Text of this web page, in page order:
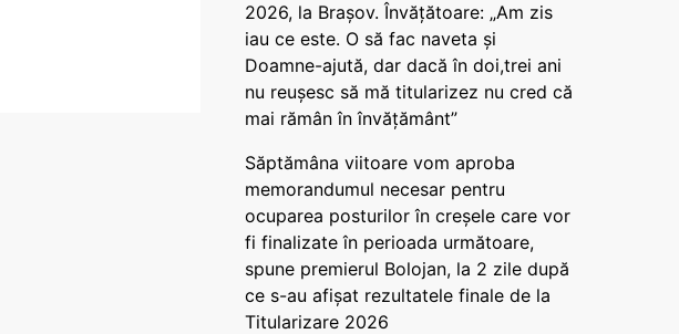
2026, la Brașov. Învățătoare: „Am zis
iau ce este. O să fac naveta și
Doamne-ajută, dar dacă în doi,trei ani
nu reușesc să mă titularizez nu cred că
mai rămân în învățământ”
Săptămâna viitoare vom aproba
memorandumul necesar pentru
ocuparea posturilor în creșele care vor
fi finalizate în perioada următoare,
spune premierul Bolojan, la 2 zile după
ce s-au afișat rezultatele finale de la
Titularizare 2026